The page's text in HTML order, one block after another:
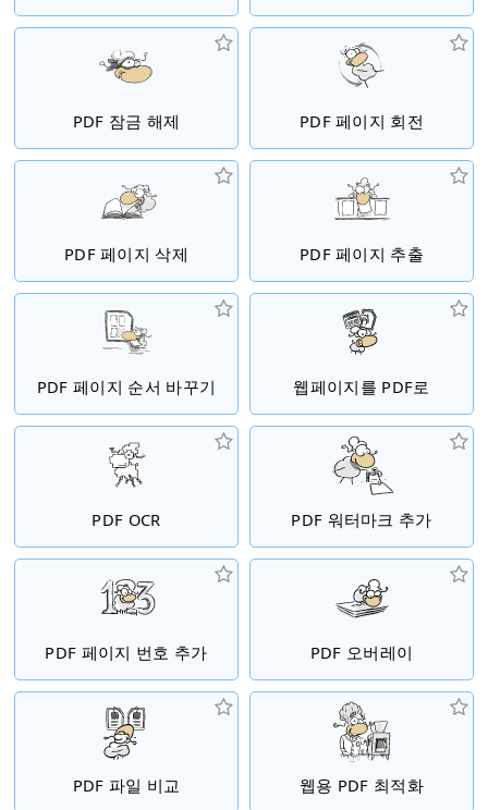
PDF 잠금 해제 PDF 페이지 회전
PDF 페이지 삭제 PDF 페이지 추출
PDF 페이지 순서 바꾸기 웹페이지를 PDF로
PDF OCR PDF 워터마크 추가
PDF 페이지 번호 추가 PDF 오버레이
PDF 파일 비교 웹용 PDF 최적화